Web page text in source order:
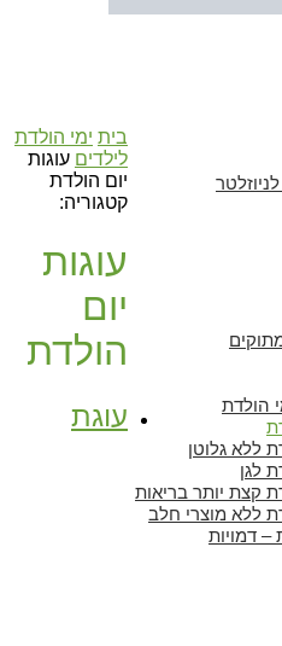
הולדת
ללא גלוטן
לגן
קצת יותר בריאות
ללא מוצרי חלב
– דמויות
בית ימי הולדת
לילדים עוגות
יום הולדת
קטגוריה:
עוגות
יום
הולדת
עוגת